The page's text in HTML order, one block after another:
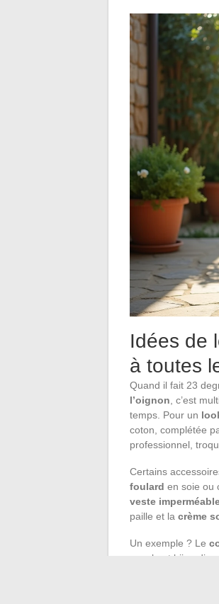
Idées de
à toutes
Quand il fait 23
l’oignon , c’est
temps. Pour un
coton, complétée
professionnel,
Certains
foulard en soie ou
veste
paille et la crème
Un exemple ? Le
souple et bijou